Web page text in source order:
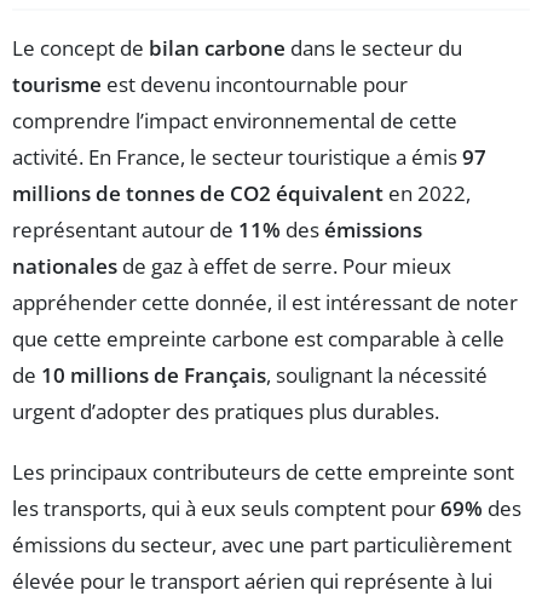
Le concept de bilan carbone dans le secteur du
tourisme est devenu incontournable pour
comprendre l’impact environnemental de cette
activité. En France, le secteur touristique a émis97
millions de tonnes de CO2 équivalent en 2022,
représentant autour de 11% desémissions
nationales de gaz à effet de serre. Pour mieux
appréhender cette donnée, il est intéressant de noter
que cette empreinte carbone est comparable à celle
de 10 millions de Français, soulignant la nécessité
urgent d’adopter des pratiques plus durables.
Les principaux contributeurs de cette empreinte sont
les transports, qui à eux seuls comptent pour69% des
émissions du secteur, avec une part particulièrement
élevée pour le transport aérien qui représente à lui